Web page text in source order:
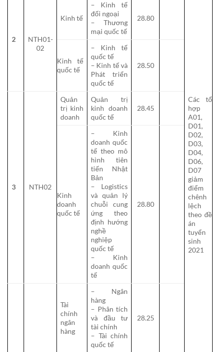
Các tổ
hợp
A01,
D01,
D02,
D03,
D04,
D06,
D07
giảm
điểm
chênh
lệch
theo đề
án
tuyển
sinh
2021
2
NTH01-
02
Kinh tế
– Kinh tế
đối ngoại
– Thương
mại quốc tế
28.80
Kinh tế
quốc tế
– Kinh tế
quốc tế
– Kinh tế và
Phát triển
quốc tế
28.50
3 NTH02
Quản
trị kinh
doanh
Quản trị
kinh doanh
quốc tế
28.45
Kinh
doanh
quốc tế
– Kinh
doanh quốc
tế theo mô
hình tiên
tiến Nhật
Bản
– Logistics
và quản lý
chuỗi cung
ứng theo
định hướng
nghề
nghiệp
quốc tế
– Kinh
doanh quốc
tế
28.80
Tài
chính
ngân
hàng
– Ngân
hàng
– Phân tích
và đầu tư
tài chính
– Tài chính
quốc tế
28.25